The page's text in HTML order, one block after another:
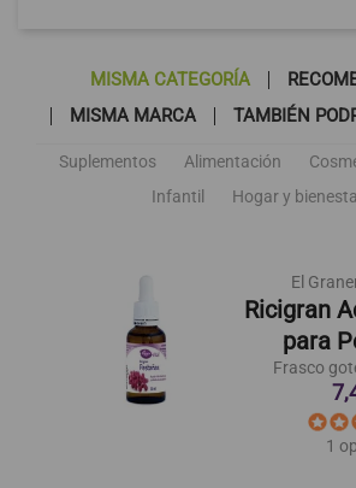
MISMA CATEGORÍA
MISMA MARCA
TAMBIÉN
Suplementos Alimentación
Infantil
Hogar y
El
Ricigran
para
Frasco
1